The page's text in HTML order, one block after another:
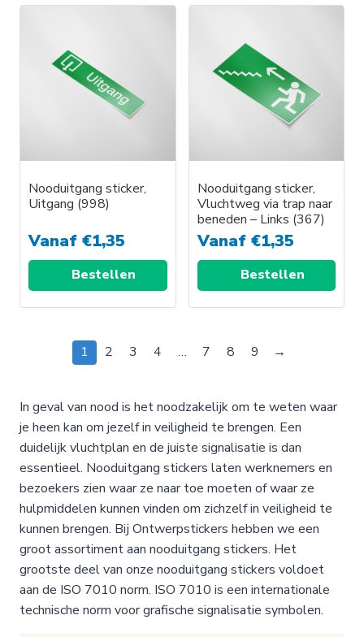
Nooduitgang sticker,
Uitgang (998)
Vanaf €1,35
Bestellen
heeft
variaties.
Deze
optie
kan
gekozen
worden
Nooduitgang sticker,
Vluchtweg via trap naar
beneden – Links (367)
Vanaf €1,35
Bestellen
heeft
variaties.
Deze
optie
kan
gekozen
worden
de
productpagina
1 2 3 4 … 7 8 9 →
In geval van nood is het noodzakelijk om te weten waar
je heen kan om jezelf in veiligheid te brengen. Een
duidelijk vluchtplan en de juiste signalisatie is dan
essentieel. Nooduitgang stickers laten werknemers en
bezoekers zien waar ze naar toe moeten of waar ze
hulpmiddelen kunnen vinden om zichzelf in veiligheid te
kunnen brengen. Bij Ontwerpstickers hebben we een
groot assortiment aan nooduitgang stickers. Het
grootste deel van onze nooduitgang stickers voldoet
aan de ISO 7010 norm. ISO 7010 is een internationale
technische norm voor grafische signalisatie symbolen.